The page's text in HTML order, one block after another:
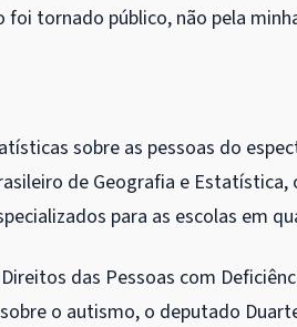
foi tornado público, não pela
sobre as pessoas do
de Geografia e Estatística,
para as escolas em
das Pessoas com
o autismo, o deputado